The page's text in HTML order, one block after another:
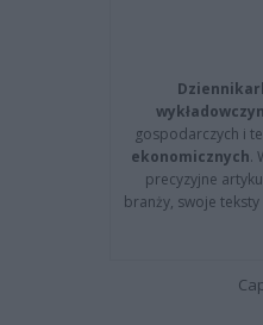
gospodarczych i
ekonomicznych.
precyzyjne
branży, swoje